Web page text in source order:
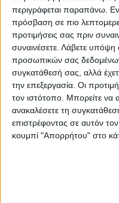
περιγράφεται παραπάνω.
πρόσβαση σε πιο
προτιμήσεις σας πριν
συναινέσετε. Λάβετε υπόψη
προσωπικών σας δεδομένων
συγκατάθεσή σας, αλλά
την επεξεργασία. Οι
τον ιστότοπο. Μπορείτε να
ανακαλέσετε τη
επιστρέφοντας σε αυτόν
κουμπί "Απορρήτου" στο
ερεθίσματα και
ρευστά, όλα
περιόδους, τις
όμως, δεν είναι
επιτυχές. Μόνο
αποτελέσματα των
θετικό… πρόσημο.
Δ.Γ.